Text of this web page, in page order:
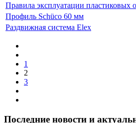
Правила эксплуатации пластиковых
Профиль Schüco 60 мм
Раздвижная система Elex
1
2
3
Последние новости и